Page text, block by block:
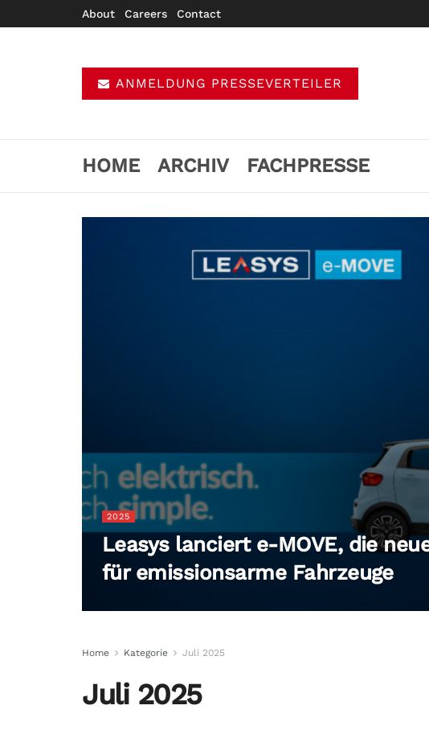
About Careers Contact
ANMELDUNG PRESSEVERTEILER
HOME ARCHIV FACHPRESSE
2025
Leasys lanciert e-MOVE, die
für emissionsarme Fahrzeuge
Home Kategorie Juli 2025
Juli 2025